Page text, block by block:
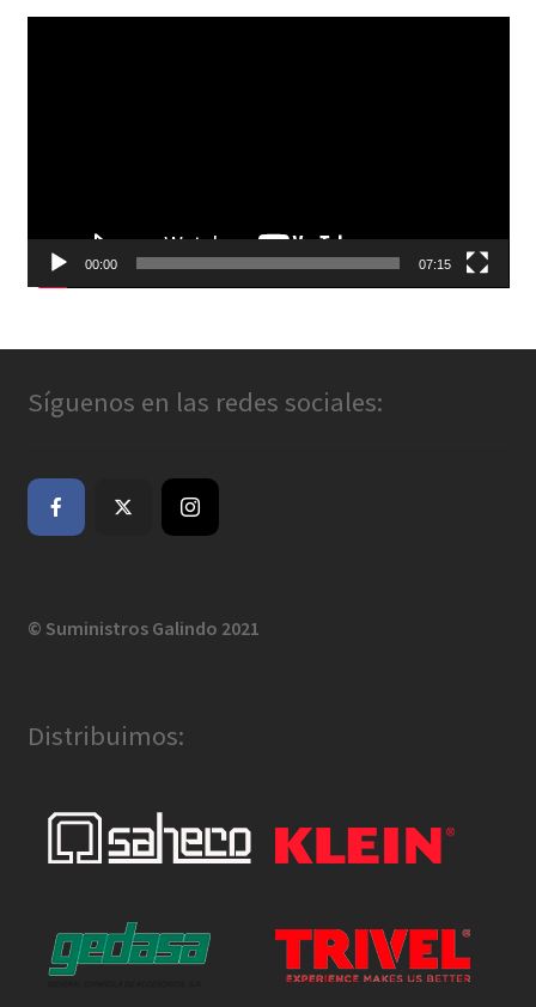
00:00 07:15
Síguenos en las redes sociales:
© Suministros Galindo 2021
Distribuimos: